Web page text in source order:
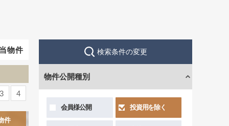
検索条件の変更
物件公開種別
会員様公開 投資用を除く
物件
4
件